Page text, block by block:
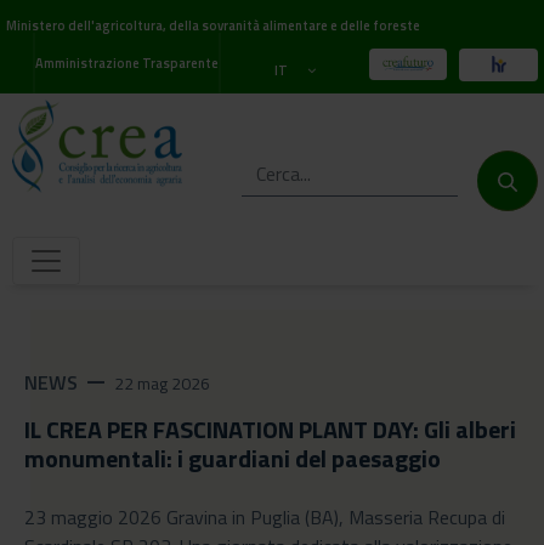
Ministero dell'agricoltura, della sovranità alimentare e delle foreste
Amministrazione Trasparente
IT
NEWS remove 22 mag 2026
IL CREA PER FASCINATION PLANT DAY: Gli alberi
monumentali: i guardiani del paesaggio
23 maggio 2026 Gravina in Puglia (BA), Masseria Recupa di